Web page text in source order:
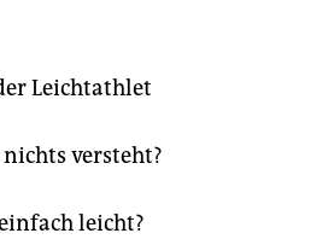
Leichtathlet
versteht?
leicht?